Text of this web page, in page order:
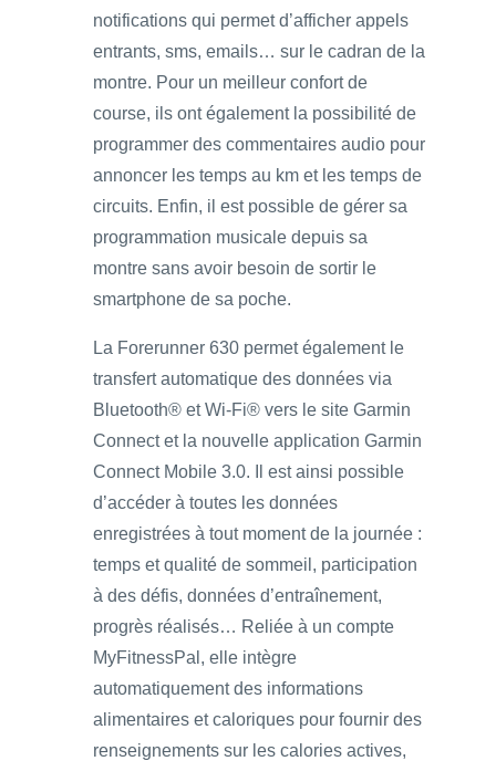
notifications qui permet d’afficher appels
entrants, sms, emails… sur le cadran de la
montre. Pour un meilleur confort de
course, ils ont également la possibilité de
programmer des commentaires audio pour
annoncer les temps au km et les temps de
circuits. Enfin, il est possible de gérer sa
programmation musicale depuis sa
montre sans avoir besoin de sortir le
smartphone de sa poche.
La Forerunner 630 permet également le
transfert automatique des données via
Bluetooth® et Wi-Fi® vers le site Garmin
Connect et la nouvelle application Garmin
Connect Mobile 3.0. Il est ainsi possible
d’accéder à toutes les données
enregistrées à tout moment de la journée :
temps et qualité de sommeil, participation
à des défis, données d’entraînement,
progrès réalisés… Reliée à un compte
MyFitnessPal, elle intègre
automatiquement des informations
alimentaires et caloriques pour fournir des
renseignements sur les calories actives,